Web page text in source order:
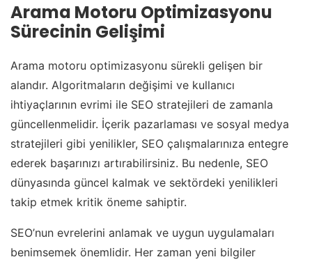
Arama Motoru Optimizasyonu
Sürecinin Gelişimi
Arama motoru optimizasyonu sürekli gelişen bir
alandır. Algoritmaların değişimi ve kullanıcı
ihtiyaçlarının evrimi ile SEO stratejileri de zamanla
güncellenmelidir. İçerik pazarlaması ve sosyal medya
stratejileri gibi yenilikler, SEO çalışmalarınıza entegre
ederek başarınızı artırabilirsiniz. Bu nedenle, SEO
dünyasında güncel kalmak ve sektördeki yenilikleri
takip etmek kritik öneme sahiptir.
SEO’nun evrelerini anlamak ve uygun uygulamaları
benimsemek önemlidir. Her zaman yeni bilgiler